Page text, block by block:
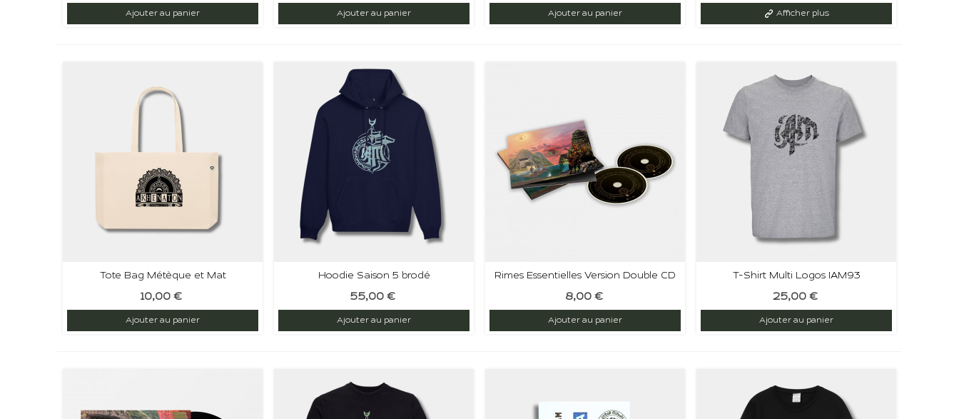
Ajouter au panier Ajouter au panier Ajouter au panier Afficher plus
Tote Bag Métèque et Mat
10,00 €
Ajouter au panier
Hoodie Saison 5 brodé
55,00 €
Ajouter au panier
Rimes Essentielles Version Double CD
8,00 €
Ajouter au panier
T-Shirt Multi Logos IAM93
25,00 €
Ajouter au panier